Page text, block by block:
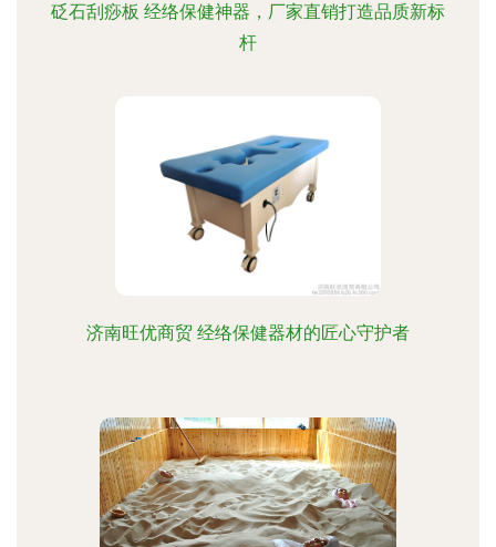
砭石刮痧板 经络保健神器，厂家直销打造品质新标
杆
济南旺优商贸 经络保健器材的匠心守护者